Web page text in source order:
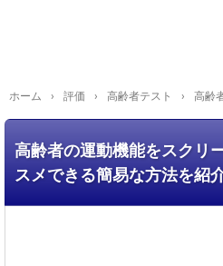
ホーム › 評価 › 高齢者テスト › 高齢
高齢者の運動機能をスクリ
スメできる簡易な方法を紹